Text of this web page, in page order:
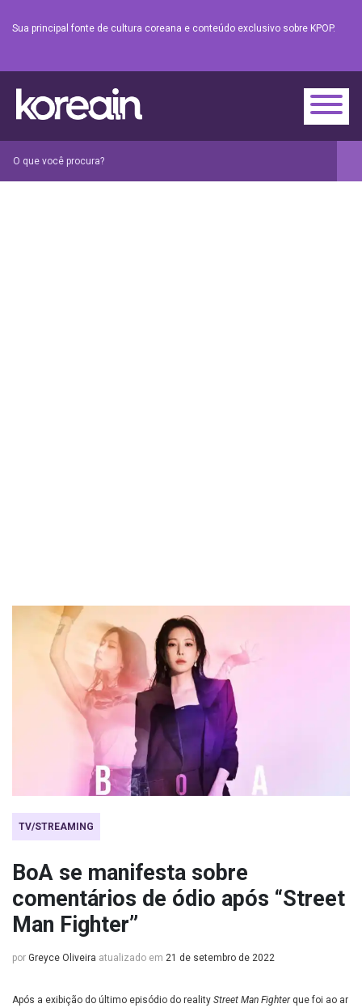
Sua principal fonte de cultura coreana e conteúdo exclusivo sobre KPOP.
TV/STREAMING
BoA se manifesta sobre
comentários de ódio após “Street
Man Fighter”
por Greyce Oliveira atualizado em 21 de setembro de 2022
Após a exibição do último episódio do reality Street Man Fighterque foi ao ar